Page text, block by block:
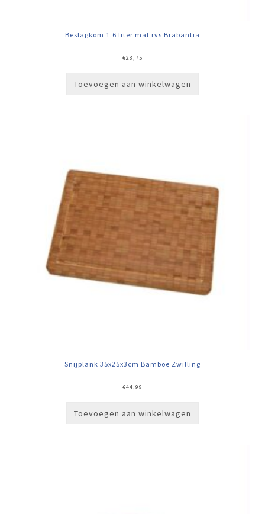
Beslagkom 1.6 liter mat rvs Brabantia
€28,75
Toevoegen aan winkelwagen
Snijplank 35x25x3cm Bamboe Zwilling
€44,99
Toevoegen aan winkelwagen